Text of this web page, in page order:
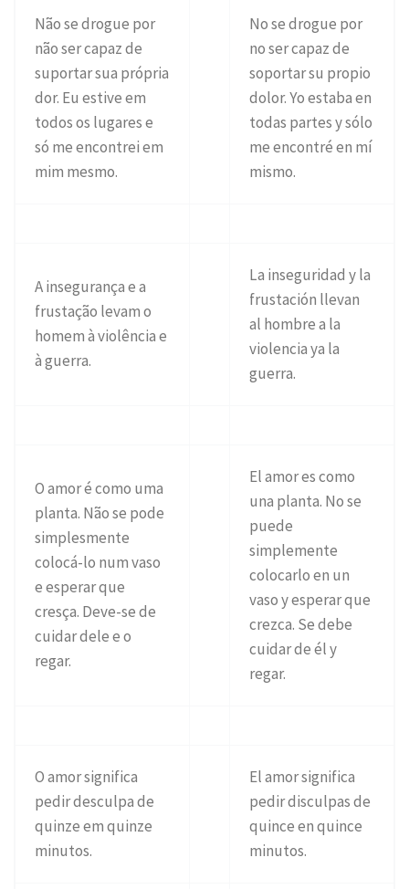
Não se drogue por
não ser capaz de
suportar sua própria
dor. Eu estive em
todos os lugares e
só me encontrei em
mim mesmo.
No se drogue por
no ser capaz de
soportar su propio
dolor. Yo estaba en
todas partes y sólo
me encontré en mí
mismo.
A insegurança e a
frustação levam o
homem à violência e
à guerra.
La inseguridad y la
frustación llevan
al hombre a la
violencia ya la
guerra.
O amor é como uma
planta. Não se pode
simplesmente
colocá-lo num vaso
e esperar que
cresça. Deve-se de
cuidar dele e o
regar.
El amor es como
una planta. No se
puede
simplemente
colocarlo en un
vaso y esperar que
crezca. Se debe
cuidar de él y
regar.
O amor significa
pedir desculpa de
quinze em quinze
minutos.
El amor significa
pedir disculpas de
quince en quince
minutos.